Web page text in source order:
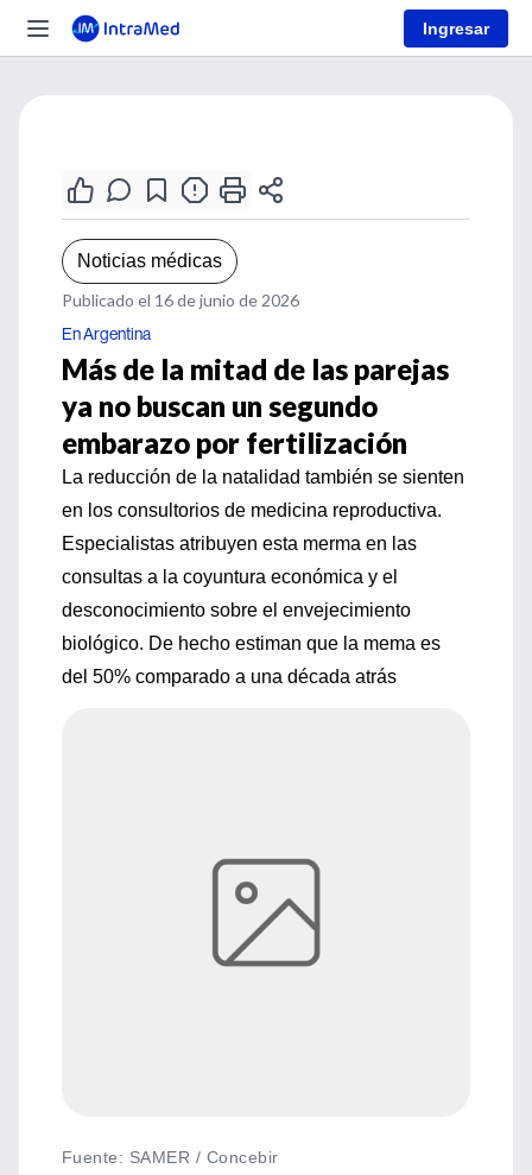
Ingresar
Noticias médicas
Publicado el 16 de junio de 2026
En Argentina
Más de la mitad de las parejas
ya no buscan un segundo
embarazo por fertilización
La reducción de la natalidad también se sienten
en los consultorios de medicina reproductiva.
Especialistas atribuyen esta merma en las
consultas a la coyuntura económica y el
desconocimiento sobre el envejecimiento
biológico. De hecho estiman que la mema es
del 50% comparado a una década atrás
Fuente: SAMER / Concebir